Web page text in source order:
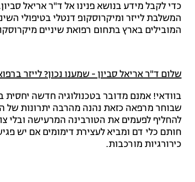
כדי לקבל מידע בנושא פנינו אל ד"ר אריאל
המשלבת לייזר ומיקרוסקופ דנטלי בטיפולי
המובילים בארץ בתחום רפואת שיניים
שלום ד"ר אריאל סביון - שמענו נכון? לייזר
בוודאי! אמנם מדובר בטכנולוגיה חדשה
שבוחר מרפאה כזאת נהנה מהרבה יתרונות של
להחליף לפעמים את הטורבינה המרעישה ובלי
חותם כלי דם ומביא לעצירת דימומים אם יש
כירורגיות מורכבות.